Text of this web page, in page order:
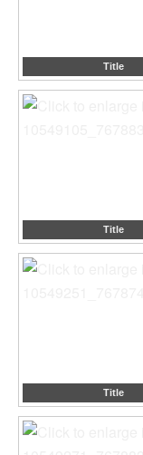
Title
Title
Title